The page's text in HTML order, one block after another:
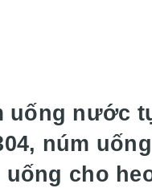
uống nước
núm
cho